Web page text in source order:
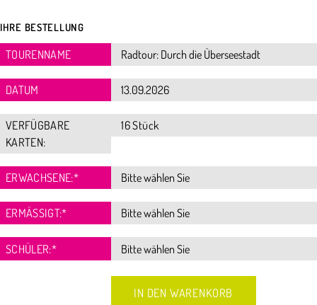
IHRE BESTELLUNG
TOURENNAME
DATUM
VERFÜGBARE
KARTEN:
16 Stück
ERWACHSENE:*
ERMÄSSIGT:*
SCHÜLER:*